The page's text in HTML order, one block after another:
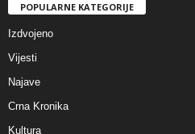
POPULARNE KATEGORIJE
Izdvojeno
Vijesti
Najave
Crna Kronika
Kultura